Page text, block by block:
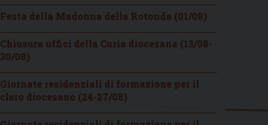
Festa della Madonna della Rotonda (01/08)
Chiusura uffici della Curia diocesana (13/08-
30/08)
Giornate residenziali di formazione per il
clero diocesano (24-27/08)